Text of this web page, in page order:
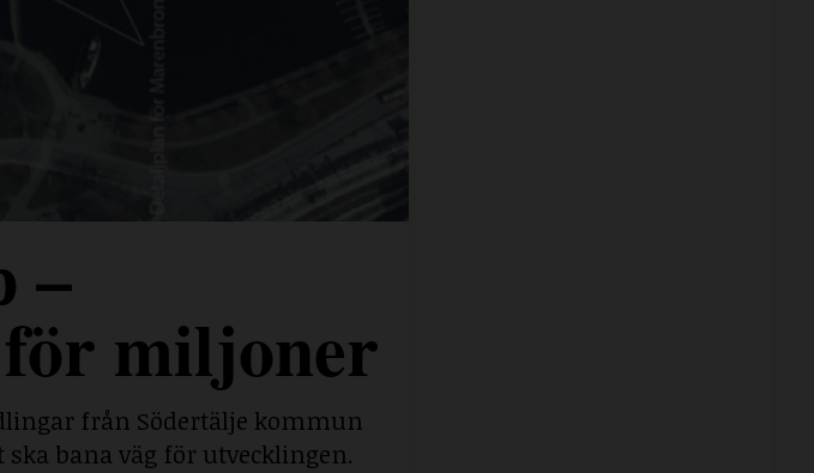
–
miljoner
från Södertälje kommun
bana väg för utvecklingen.